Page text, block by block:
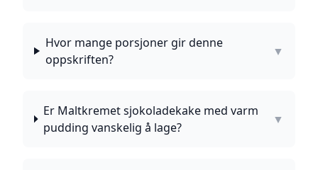
Hvor mange porsjoner gir denne
oppskriften?
▼
Er Maltkremet sjokoladekake med varm
pudding vanskelig å lage?
▼